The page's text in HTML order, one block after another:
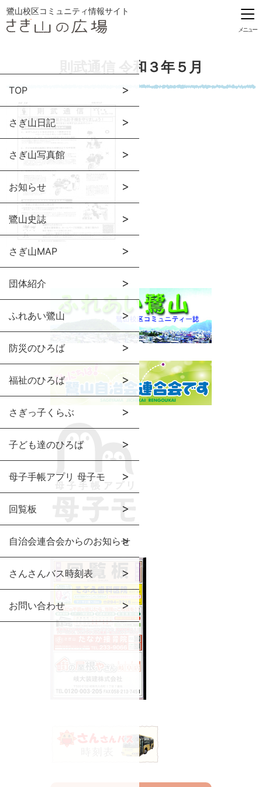
鷺山校区コミュニティ情報サイト
メニュー
TOP
さぎ山日記
さぎ山写真館
お知らせ
鷺山史誌
さぎ山MAP
団体紹介
ふれあい鷺山
防災のひろば
福祉のひろば
さぎっ子くらぶ
子ども達のひろば
母子手帳アプリ 母子モ
回覧板
自治会連合会からのお知らせ
さんさんバス時刻表
お問い合わせ
則武通信 令和３年５月